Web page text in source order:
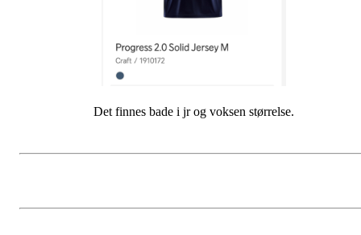
Det finnes bade i jr og voksen størrelse.